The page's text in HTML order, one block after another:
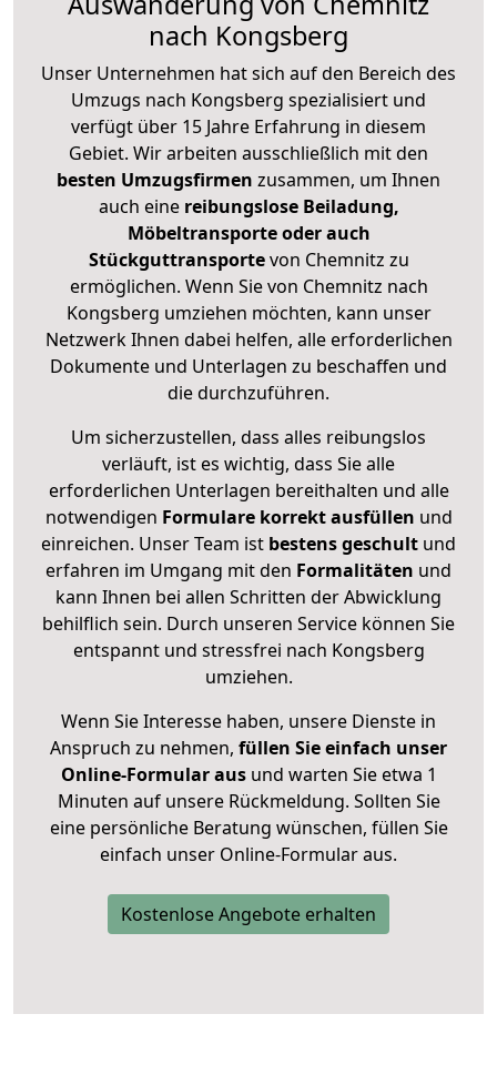
nach Kongsberg
Unser Unternehmen hat sich auf den Bereich des
Umzugs nach Kongsberg spezialisiert und
verfügt über 15 Jahre Erfahrung in diesem
Gebiet. Wir arbeiten ausschließlich mit den
besten Umzugsfirmen zusammen, um Ihnen
auch eine reibungslose Beiladung,
Möbeltransporte oder auch
Stückguttransportevon Chemnitz zu
ermöglichen. Wenn Sie von Chemnitz nach
Kongsberg umziehen möchten, kann unser
Netzwerk Ihnen dabei helfen, alle erforderlichen
Dokumente und Unterlagen zu beschaffen und
die durchzuführen.
Um sicherzustellen, dass alles reibungslos
verläuft, ist es wichtig, dass Sie alle
erforderlichen Unterlagen bereithalten und alle
notwendigen Formulare korrekt ausfüllen und
einreichen. Unser Team ist bestens geschult und
erfahren im Umgang mit den Formalitäten und
kann Ihnen bei allen Schritten der Abwicklung
behilflich sein. Durch unseren Service können Sie
entspannt und stressfrei nach Kongsberg
umziehen.
Wenn Sie Interesse haben, unsere Dienste in
Anspruch zu nehmen, füllen Sie einfach unser
Online-Formular ausund warten Sie etwa 1
Minuten auf unsere Rückmeldung. Sollten Sie
eine persönliche Beratung wünschen, füllen Sie
einfach unser Online-Formular aus.
Kostenlose Angebote erhalten